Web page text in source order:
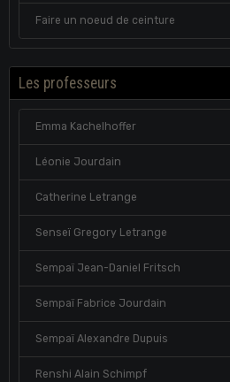
Faire un noeud de ceinture
Les professeurs
Emma Kachelhoffer
Léonie Jourdain
Catherine Letrange
Senseï Gregory Letrange
Sempaï Jean-Daniel Fritsch
Sempaï Fabrice Jourdain
Sempaï Alexandre Dupuis
Renshi Alain Schimpf